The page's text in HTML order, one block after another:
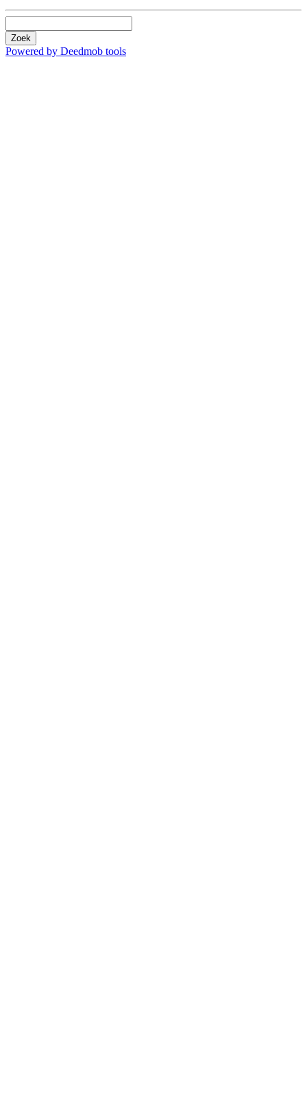
Zoek
Powered by Deedmob tools